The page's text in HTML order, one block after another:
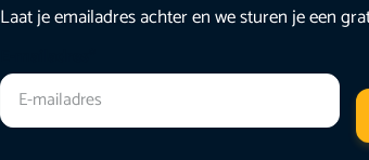
Laat je emailadres achter en we sturen je een